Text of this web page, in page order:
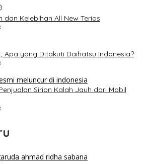
dan Kelebihan All New Terios
Apa yang Ditakuti Daihatsu Indonesia?
Sirion Kalah Jauh dari Mobil